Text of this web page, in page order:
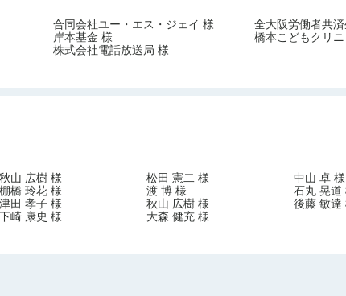
合同会社ユー・エス・ジェイ 様
全大阪労働者共
岸本基金 様
橋本こどもクリ
株式会社電話放送局 様
秋山 広樹 様 松田 憲二 様
中山 卓 様
棚橋 玲花 様 渡 博 様
石丸 晃道
津田 孝子 様 秋山 広樹 様
後藤 敏達
下崎 康史 様 大森 健充 様